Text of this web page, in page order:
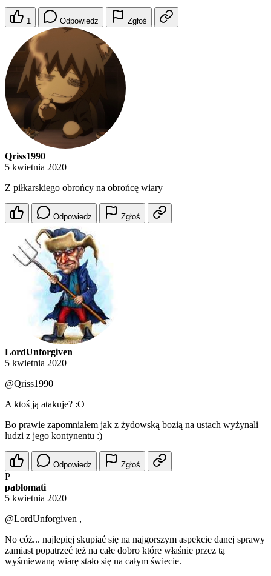
1 Odpowiedz Zgłoś
Qriss1990
5 kwietnia 2020
Z piłkarskiego obrońcy na obrońcę wiary
Odpowiedz Zgłoś
LordUnforgiven
5 kwietnia 2020
@Qriss1990
A ktoś ją atakuje? :O
Bo prawie zapomniałem jak z żydowską bozią na ustach wyżynali
ludzi z jego kontynentu :)
Odpowiedz Zgłoś
P
pablomati
5 kwietnia 2020
@LordUnforgiven ,
No cóż... najlepiej skupiać się na najgorszym aspekcie danej sprawy
zamiast popatrzeć też na całe dobro które właśnie przez tą
wyśmiewaną wiarę stało się na całym świecie.